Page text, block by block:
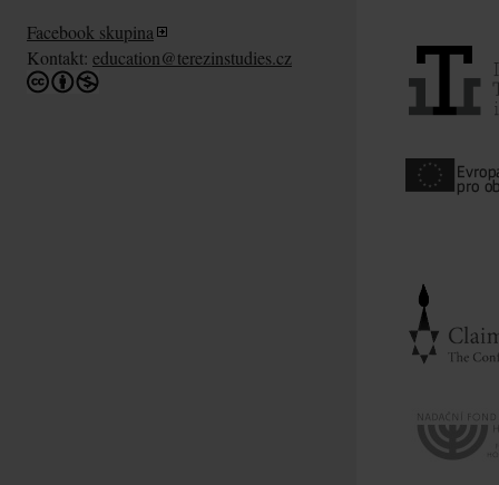
Facebook skupina
Kontakt: education@terezinstudies.cz